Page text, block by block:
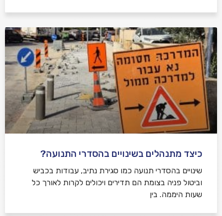
כיצד מתנהלים בשינויים בהסדרי התנועה?
שינויים בהסדרי תנועה כמו סגירת נתיב, עבודות בכביש
וביטול פניה בצומת הם תדירים ויכולים לקרות לאורך כל
שעות היממה. בין